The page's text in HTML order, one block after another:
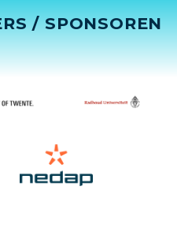
/ SPONSOREN